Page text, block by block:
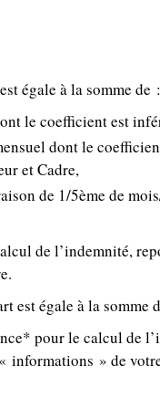
égale à la somme de :
le coefficient est
dont le
et Cadre,
de 1/5ème de
de l’indemnité,
est égale à la somme
pour le calcul de
informations » de